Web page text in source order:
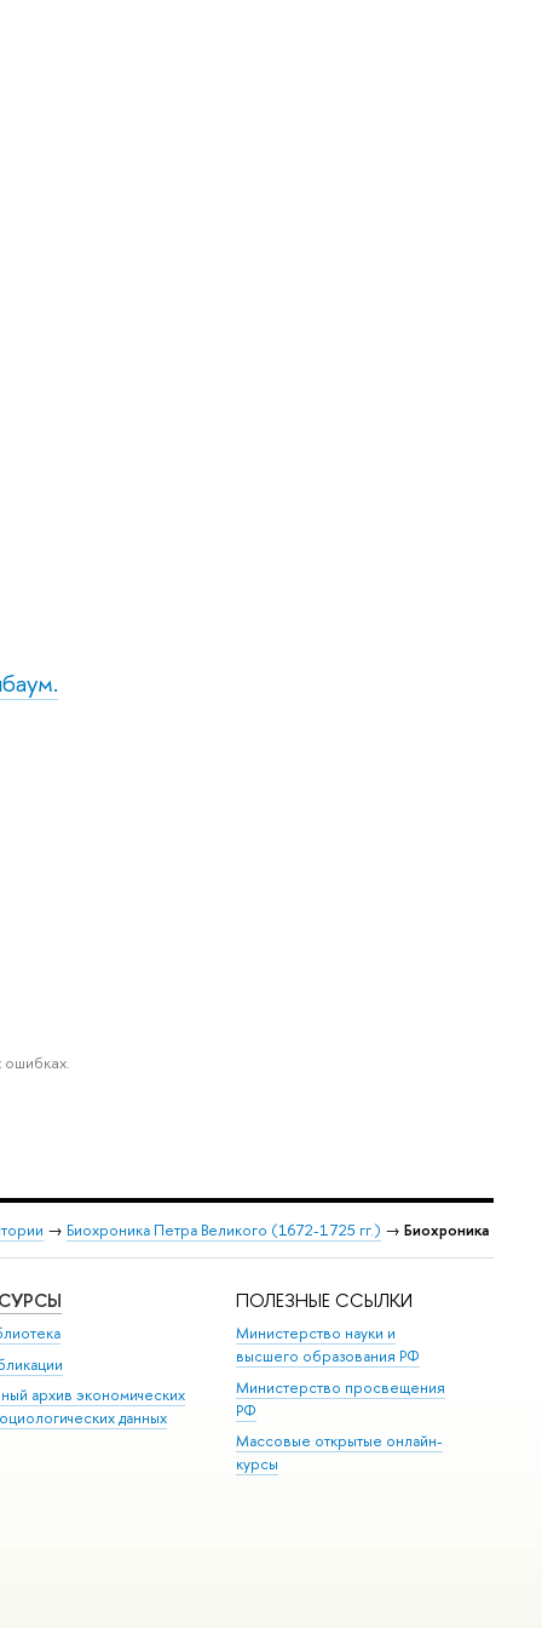
→ Биохроника Петра Великого (1672-1725 гг.) → Биохроника
архив экономических
данных
ПОЛЕЗНЫЕ ССЫЛКИ
Министерство науки и
высшего образования РФ
Министерство просвещения
РФ
Массовые открытые онлайн-
курсы